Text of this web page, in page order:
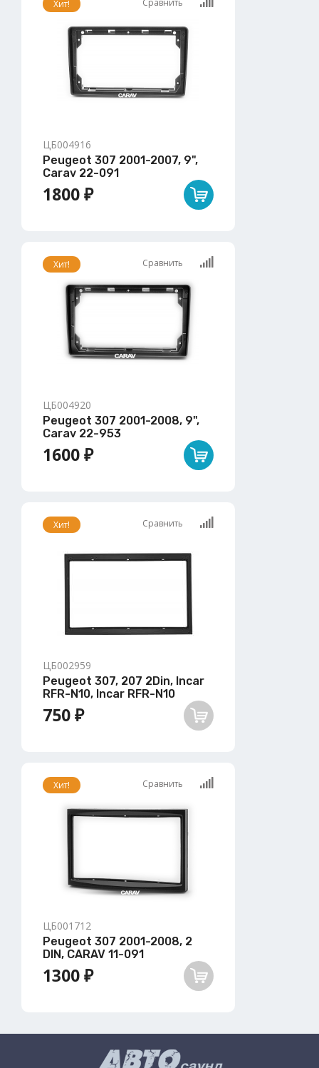
Хит! Сравнить
ЦБ004916
Peugeot 307 2001-2007, 9",
Carav 22-091
1800 ₽
Хит! Сравнить
ЦБ004920
Peugeot 307 2001-2008, 9",
Carav 22-953
1600 ₽
Хит! Сравнить
ЦБ002959
Peugeot 307, 207 2Din, Incar
RFR-N10, Incar RFR-N10
750 ₽
Хит! Сравнить
ЦБ001712
Peugeot 307 2001-2008, 2
DIN, CARAV 11-091
1300 ₽